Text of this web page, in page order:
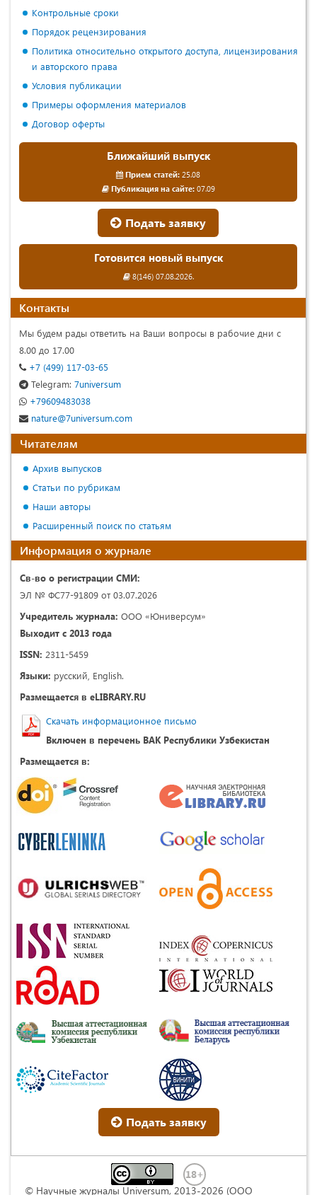
Контрольные сроки
Порядок рецензирования
Политика относительно открытого доступа, лицензирования
и авторского права
Условия публикации
Примеры оформления материалов
Договор оферты
Ближайший выпуск
Прием статей: 25.08
Публикация на сайте:07.09
Подать заявку
Готовится новый выпуск
8(146) 07.08.2026.
Контакты
Мы будем рады ответить на Ваши вопросы в рабочие дни с
8.00 до 17.00
+7 (499) 117-03-65
Telegram: 7universum
+79609483038
nature@7universum.com
Читателям
Архив выпусков
Статьи по рубрикам
Наши авторы
Расширенный поиск по статьям
Информация о журнале
Св-во о регистрации СМИ:
ЭЛ № ФС77-91809 от 03.07.2026
Учредитель журнала: ООО «Юниверсум»
Выходит с 2013 года
ISSN: 2311-5459
Языки: русский, English.
Размещается в eLIBRARY.RU
Скачать информационное письмо
Включен в перечень ВАК Республики Узбекистан
Размещается в:
Подать заявку
© Научные журналы Universum, 2013-2026 (ООО